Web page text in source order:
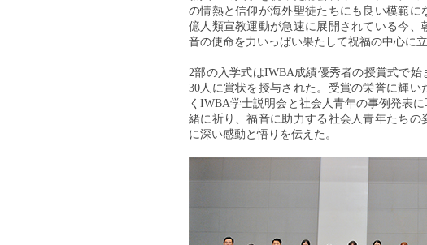
の情熱と信仰が海外聖徒たちにも良い模範
億人類宣教運動が急速に展開されている今
音の使命を力いっぱい果たして祝福の中心に
2部の入学式はIWBA成績優秀者の授賞式で
30人に賞状を授与された。受賞の栄誉に輝
くIWBA学士説明会と社会人青年の事例発表
緒に祈り、福音に助力する社会人青年たち
に深い感動と悟りを伝えた。